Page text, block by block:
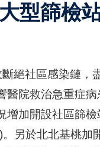
型篩檢
絕社區感染鏈，
醫院救治急重症
增加開設社區篩
)。另於北北基桃加